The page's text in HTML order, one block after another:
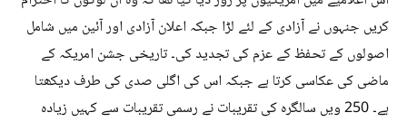
کریں جنہوں نے آزادی کے لئے لڑا جبکہ اعلان آزادی اور آئین میں شامل
اصولوں کے تحفظ کے عزم کی تجدید کی۔ تاریخی جشن امریکہ کے
ماضی کی عکاسی کرتا ہے جبکہ اس کی اگلی صدی کی طرف دیکھتا
ہے۔ 250 ویں سالگرہ کی تقریبات نے رسمی تقریبات سے کہیں زیادہ